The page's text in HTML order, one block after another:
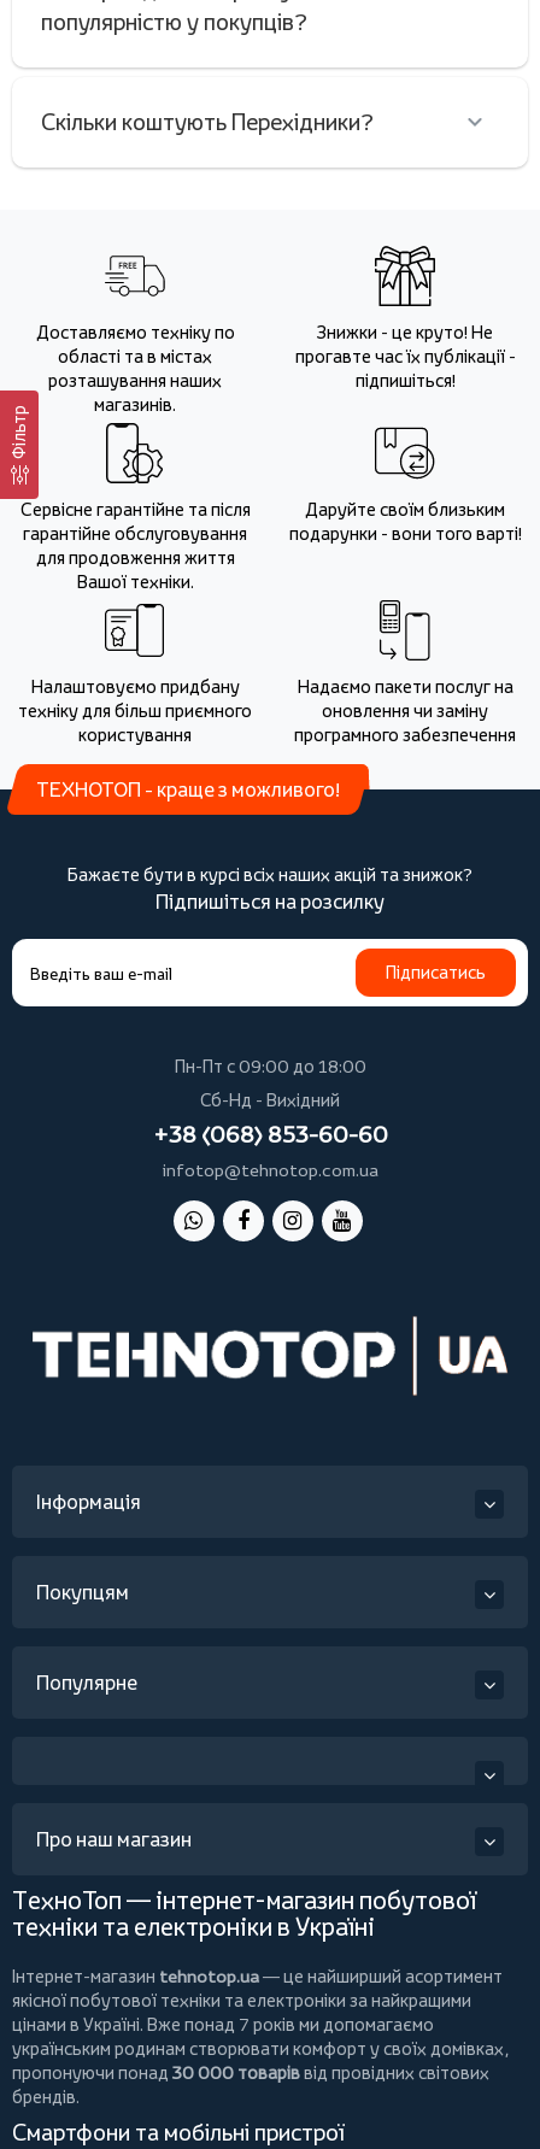
Фільтр
популярністю у покупців?
Скільки коштують Перехідники?
Доставляємо техніку по
області та в містах
розташування наших
магазинів.
Знижки - це круто! Не
прогавте час їх публікації -
підпишіться!
Сервісне гарантійне та після
гарантійне обслуговування
для продовження життя
Вашої техніки.
Даруйте своїм близьким
подарунки - вони того варті!
Налаштовуємо придбану
техніку для більш приємного
користування
Надаємо пакети послуг на
оновлення чи заміну
програмного забезпечення
ТЕХНОТОП - краще з можливого!
Бажаєте бути в курсі всіх наших акцій та знижок?
Підпишіться на розсилку
Підписатись
Пн-Пт с 09:00 до 18:00
Сб-Нд - Вихідний
+38 (068) 853-60-60
infotop@tehnotop.com.ua
Інформація
Покупцям
Популярне
Про наш магазин
ТехноТоп — інтернет-магазин побутової
техніки та електроніки в Україні
Інтернет-магазин tehnotop.ua— це найширший асортимент
якісної побутової техніки та електроніки за найкращими
цінами в Україні. Вже понад 7 років ми допомагаємо
українським родинам створювати комфорт у своїх домівках,
пропонуючи понад 30 000 товаріввід провідних світових
брендів.
Смартфони та мобільні пристрої